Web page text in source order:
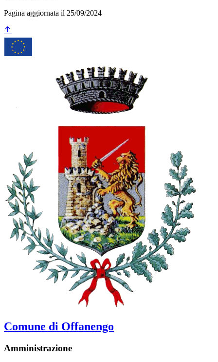
Pagina aggiornata il 25/09/2024
Comune di Offanengo
Amministrazione